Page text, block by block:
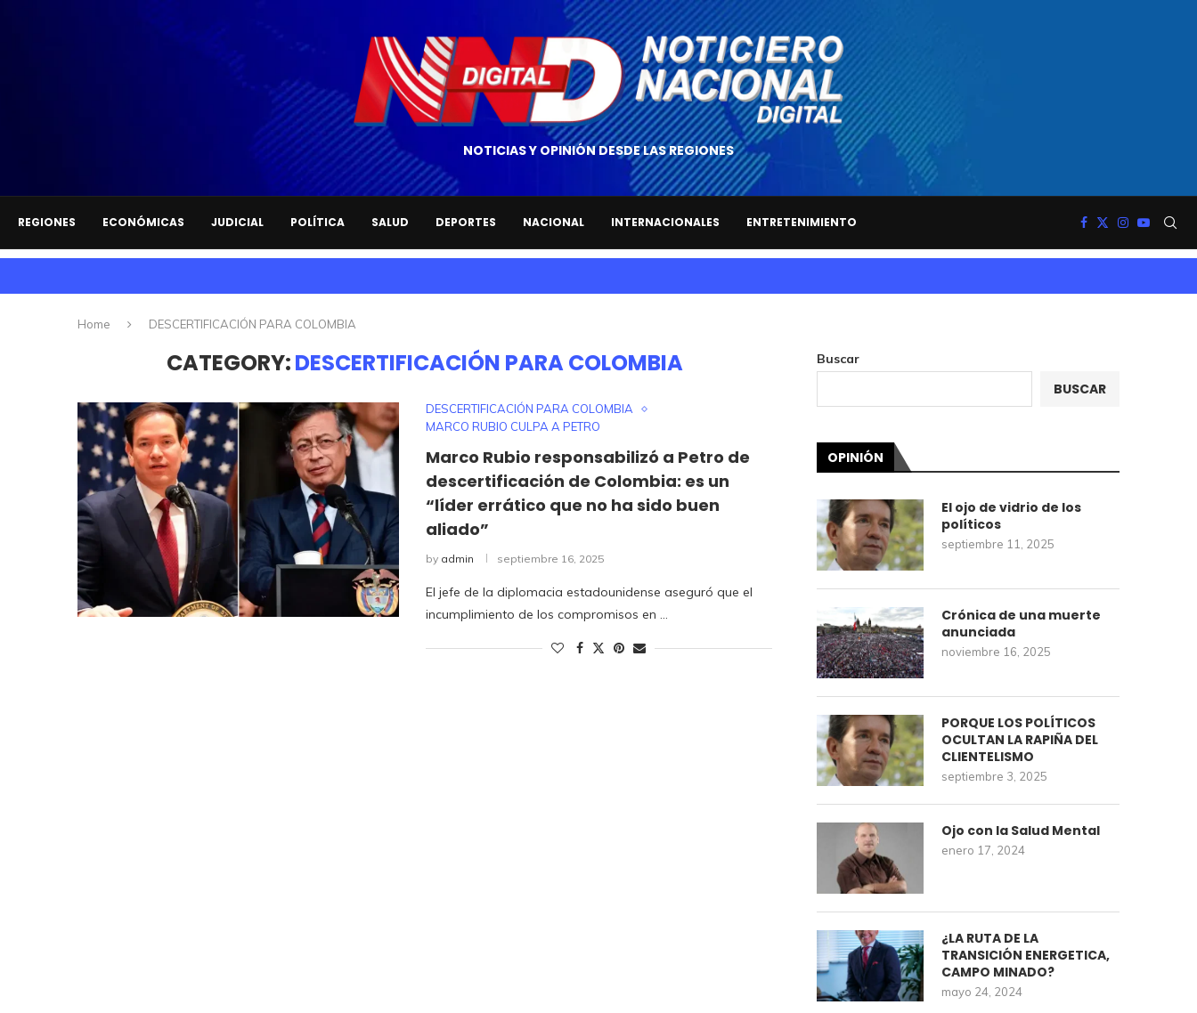
NOTICIAS Y OPINIÓN DESDE LAS REGIONES
REGIONES ECONÓMICAS JUDICIAL POLÍTICA SALUD DEPORTES NACIONAL INTERNACIONALES ENTRETENIMIENTO
Home DESCERTIFICACIÓN PARA COLOMBIA
CATEGORY:DESCERTIFICACIÓN PARA COLOMBIA
DESCERTIFICACIÓN PARA COLOMBIA
MARCO RUBIO CULPA A PETRO
Marco Rubio responsabilizó a Petro de
descertificación de Colombia: es un
“líder errático que no ha sido buen
aliado”
by admin septiembre 16, 2025
El jefe de la diplomacia estadounidense aseguró que el
incumplimiento de los compromisos en …
Buscar
BUSCAR
OPINIÓN
El ojo de vidrio de los
políticos
septiembre 11, 2025
Crónica de una muerte
anunciada
noviembre 16, 2025
PORQUE LOS POLÍTICOS
OCULTAN LA RAPIÑA DEL
CLIENTELISMO
septiembre 3, 2025
Ojo con la Salud Mental
enero 17, 2024
¿LA RUTA DE LA
TRANSICIÓN ENERGETICA,
CAMPO MINADO?
mayo 24, 2024